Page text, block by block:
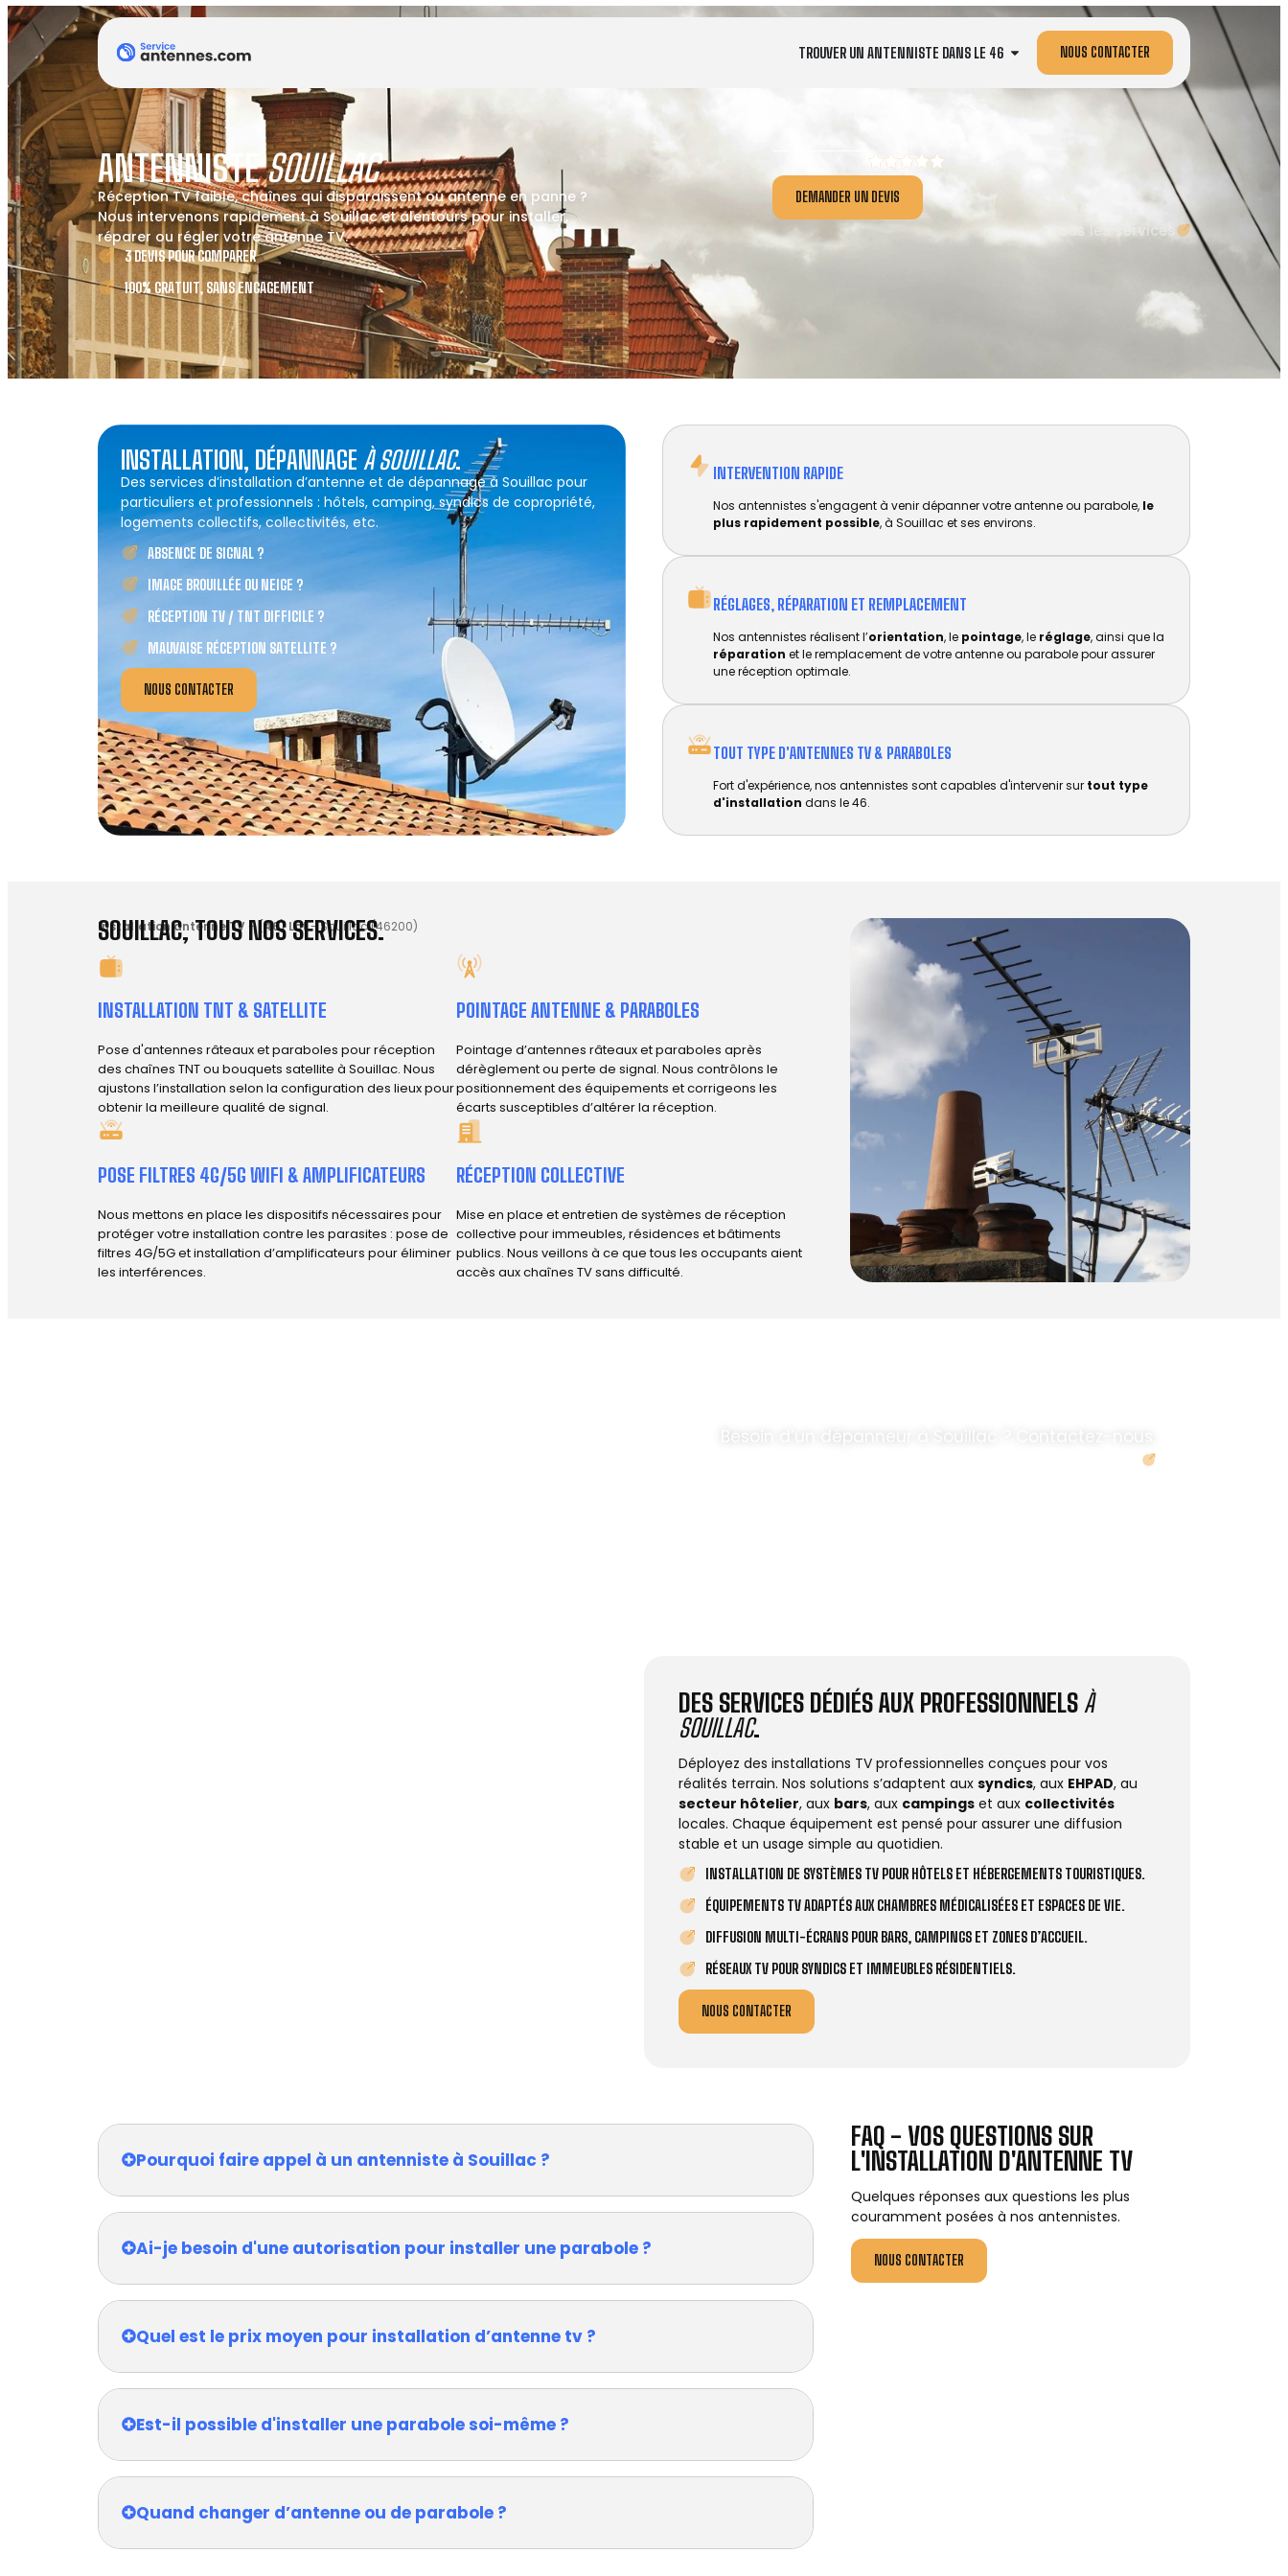
TROUVER UN ANTENNISTE DANS LE 46 NOUS CONTACTER
ANTENNISTESOUILLAC
Réception TV faible, chaînes qui disparaissent ou antenne en panne ?
Nous intervenons rapidement à Souillac et alentours pour installer,
réparer ou régler votre antenne TV.
3 DEVIS POUR COMPARER
100% GRATUIT, SANS ENGAGEMENT
DEMANDER UN DEVIS
Tous les services
INSTALLATION, DÉPANNAGE À SOUILLAC.
Des services d’installation d’antenne et de dépannage à Souillac pour
particuliers et professionnels : hôtels, camping, syndics de copropriété,
logements collectifs, collectivités, etc.
ABSENCE DE SIGNAL ?
IMAGE BROUILLÉE OU NEIGE ?
RÉCEPTION TV / TNT DIFFICILE ?
MAUVAISE RÉCEPTION SATELLITE ?
NOUS CONTACTER
INTERVENTION RAPIDE
Nos antennistes s'engagent à venir dépanner votre antenne ou parabole, le
plus rapidement possible, à Souillac et ses environs.
RÉGLAGES, RÉPARATION ET REMPLACEMENT​
Nos antennistes réalisent l’orientation, le pointage, le réglage, ainsi que la
réparation et le remplacement de votre antenne ou parabole pour assurer
une réception optimale.
TOUT TYPE D'ANTENNES TV & PARABOLES
Fort d'expérience, nos antennistes sont capables d'intervenir sur tout type
d'installation dans le 46.
Installation antenne TV- (46) Lot-Souillac (46200)
SOUILLAC, TOUS NOS SERVICES.
INSTALLATION TNT & SATELLITE
Pose d'antennes râteaux et paraboles pour réception
des chaînes TNT ou bouquets satellite à Souillac. Nous
ajustons l’installation selon la configuration des lieux pour
obtenir la meilleure qualité de signal.
POINTAGE ANTENNE & PARABOLES
Pointage d’antennes râteaux et paraboles après
dérèglement ou perte de signal. Nous contrôlons le
positionnement des équipements et corrigeons les
écarts susceptibles d’altérer la réception.
POSE FILTRES 4G/5G WIFI & AMPLIFICATEURS
Nous mettons en place les dispositifs nécessaires pour
protéger votre installation contre les parasites : pose de
filtres 4G/5G et installation d’amplificateurs pour éliminer
les interférences.
RÉCEPTION COLLECTIVE
Mise en place et entretien de systèmes de réception
collective pour immeubles, résidences et bâtiments
publics. Nous veillons à ce que tous les occupants aient
accès aux chaînes TV sans difficulté.
Besoin d’un dépanneur à Souillac ? Contactez-nous.
DES SERVICES DÉDIÉS AUX PROFESSIONNELS À
SOUILLAC.
Déployez des installations TV professionnelles conçues pour vos
réalités terrain. Nos solutions s’adaptent aux syndics, aux EHPAD, au
secteur hôtelier, aux bars, aux campings et aux collectivités
locales. Chaque équipement est pensé pour assurer une diffusion
stable et un usage simple au quotidien.
INSTALLATION DE SYSTÈMES TV POUR HÔTELS ET HÉBERGEMENTS TOURISTIQUES.
ÉQUIPEMENTS TV ADAPTÉS AUX CHAMBRES MÉDICALISÉES ET ESPACES DE VIE.
DIFFUSION MULTI-ÉCRANS POUR BARS, CAMPINGS ET ZONES D’ACCUEIL.
RÉSEAUX TV POUR SYNDICS ET IMMEUBLES RÉSIDENTIELS.
NOUS CONTACTER
FAQ - VOS QUESTIONS SUR
L'INSTALLATION D'ANTENNE TV
Quelques réponses aux questions les plus
couramment posées à nos antennistes.
NOUS CONTACTER
Pourquoi faire appel à un antenniste à Souillac ?
Ai-je besoin d'une autorisation pour installer une parabole ?
Quel est le prix moyen pour installation d’antenne tv ?
Est-il possible d'installer une parabole soi-même ?
Quand changer d’antenne ou de parabole ?